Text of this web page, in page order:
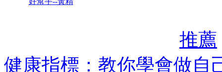
推薦
健康指標：教你學會做